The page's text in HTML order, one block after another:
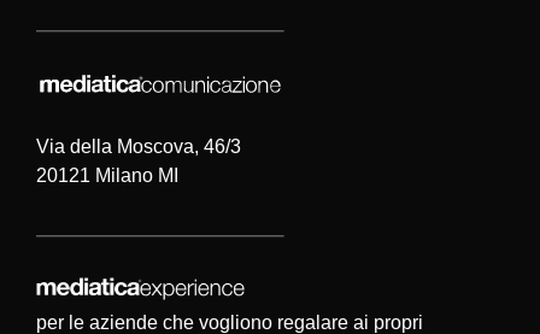
o
o
k
n
di
Via della Moscova, 46/3
20121 Milano MI
per le aziende che vogliono regalare ai propri